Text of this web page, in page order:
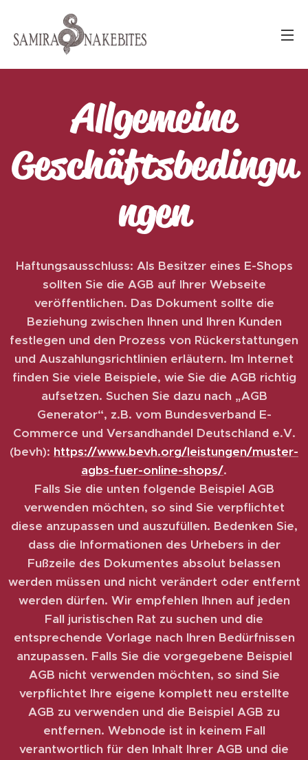
Allgemeine
Geschäftsbedingu
ngen
Haftungsausschluss: Als Besitzer eines E-Shops
sollten Sie die AGB auf Ihrer Webseite
veröffentlichen. Das Dokument sollte die
Beziehung zwischen Ihnen und Ihren Kunden
festlegen und den Prozess von Rückerstattungen
und Auszahlungsrichtlinien erläutern. Im Internet
finden Sie viele Beispiele, wie Sie die AGB richtig
aufsetzen. Suchen Sie dazu nach „AGB
Generator“, z.B. vom Bundesverband E-
Commerce und Versandhandel Deutschland e.V.
(bevh): https://www.bevh.org/leistungen/muster-
agbs-fuer-online-shops/.
Falls Sie die unten folgende Beispiel AGB
verwenden möchten, so sind Sie verpflichtet
diese anzupassen und auszufüllen. Bedenken Sie,
dass die Informationen des Urhebers in der
Fußzeile des Dokumentes absolut belassen
werden müssen und nicht verändert oder entfernt
werden dürfen. Wir empfehlen Ihnen auf jeden
Fall juristischen Rat zu suchen und die
entsprechende Vorlage nach Ihren Bedürfnissen
anzupassen. Falls Sie die vorgegebene Beispiel
AGB nicht verwenden möchten, so sind Sie
verpflichtet Ihre eigene komplett neu erstellte
AGB zu verwenden und die Beispiel AGB zu
entfernen. Webnode ist in keinem Fall
verantwortlich für den Inhalt Ihrer AGB und die